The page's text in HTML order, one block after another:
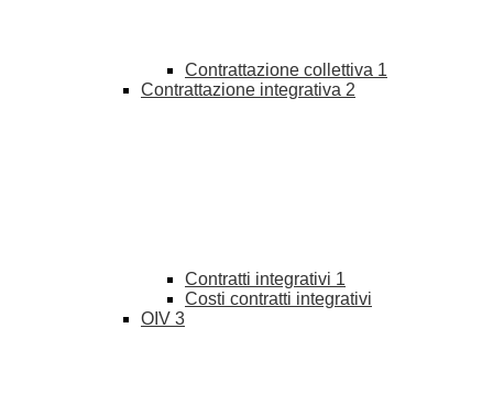
Contrattazione collettiva 1
Contrattazione integrativa 2
Contratti integrativi 1
Costi contratti integrativi
OIV 3